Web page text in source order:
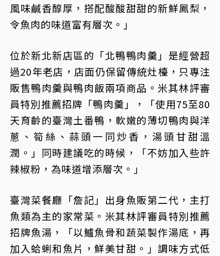
風味鹹香醇厚，搭配酸酸甜甜的新鮮鳳梨，
令魚肉的味道富有層次。」
位於新北新店區的「北鴨鴨肉羹」是經營超
過20年老店，店面仍保留傳統灶檯，只專注
販售鴨肉羹與鴨肉飯兩項商品。米其林評審
員特別推薦招牌「鴨肉羹」，「使用75至80
天育齡的臺灣土番鴨，軟嫩的薄切鴨肉與洋
蔥、筍絲、蒜頭一同炒香，湯頭甘甜溫
潤。」同時建議吃的時候，「不妨加入些許
辣椒粉，為味道增添層次。」
臺灣菜餐廳「詹記」出身魚販第二代，主打
魚類為主的家常菜。米其林評審員特別推薦
招牌魚湯，「以鱸魚骨和蔬菜製作湯底，再
加入蛤蜊和魚片，鮮美甘甜。」調味方式低